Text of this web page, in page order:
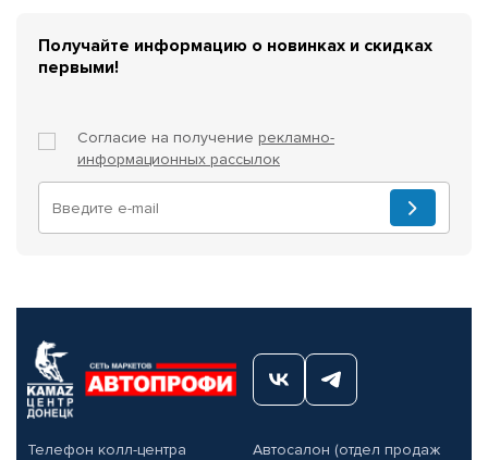
Получайте информацию о новинках и скидках
первыми!
Согласие на получение рекламно-
информационных рассылок
Телефон колл-центра
Автосалон (отдел продаж